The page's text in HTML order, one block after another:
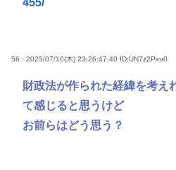
56 : 2025/07/10(木) 23:26:47.40 ID:UN7z2Pxu0
財政法が作られた経緯を考え
て感じると思うけど
お前らはどう思う？